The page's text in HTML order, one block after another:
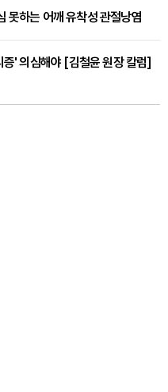
하는 어깨 유착성 관절낭염
' 의심해야 [김철윤 원장 칼럼]